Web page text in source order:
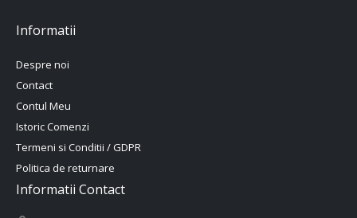
Informatii
Despre noi
Contact
Contul Meu
Istoric Comenzi
Termeni si Conditii / GDPR
Politica de returnare
Informatii Contact